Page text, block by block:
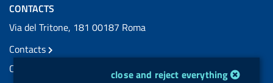
cookie management moduleclose and reject everything
CONTACTS
Via del Tritone, 181 00187 Roma
Contacts
Certified e-mail (PEC) contacts